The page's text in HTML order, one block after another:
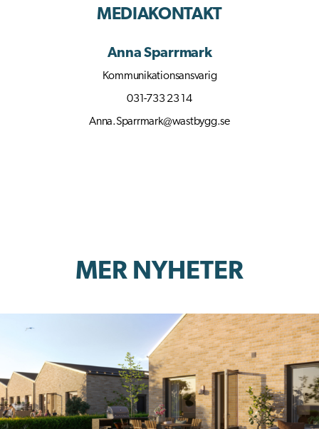
MEDIAKONTAKT
Anna Sparrmark
Kommunikationsansvarig
031-733 23 14
Anna.Sparrmark@wastbygg.se
MER NYHETER